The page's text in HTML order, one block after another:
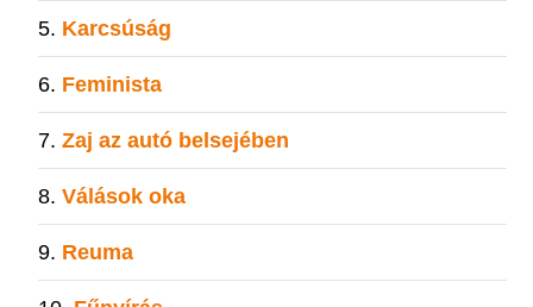
Karcsúság
Feminista
Zaj az autó belsejében
Válások oka
Reuma